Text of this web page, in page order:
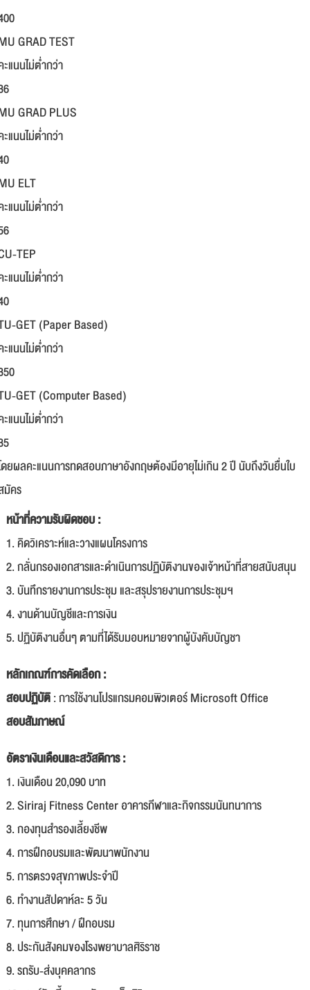
GRAD TEST
แนนไม่ต่ำกว่า
GRAD PLUS
แนนไม่ต่ำกว่า
ELT
แนนไม่ต่ำกว่า
TEP
แนนไม่ต่ำกว่า
GET (Paper Based)
แนนไม่ต่ำกว่า
GET (Computer Based)
แนนไม่ต่ำกว่า
ดยผลคะแนนการทดสอบภาษาอังกฤษต้องมีอายุไม่เกิน 2 ปี นับถึงวันยื่นใบ
มัคร
หน้าที่ความรับผิดชอบ :
1. คิดวิเคราะห์และวางแผนโครงการ
2. กลั่นกรองเอกสารและดำเนินการปฏิบัติงานของเจ้าหน้าที่สายสนับสนุน
3. บันทึกรายงานการประชุม และสรุปรายงานการประชุมฯ
4. งานด้านบัญชีและการเงิน
5. ปฏิบัติงานอื่นๆ ตามที่ได้รับมอบหมายจากผู้บังคับบัญชา
หลักเกณฑ์การคัดเลือก :
สอบปฏิบัติ: การใช้งานโปรแกรมคอมพิวเตอร์ Microsoft Office
สอบสัมภาษณ์
อัตราเงินเดือนและสวัสดิการ :
1. เงินเดือน 20,090 บาท
2. Siriraj Fitness Center อาคารกีฬาและกิจกรรมนันทนาการ
3. กองทุนสำรองเลี้ยงชีพ
4. การฝึกอบรมและพัฒนาพนักงาน
5. การตรวจสุขภาพประจำปี
6. ทำงานสัปดาห์ละ 5 วัน
7. ทุนการศึกษา / ฝึกอบรม
8. ประกันสังคมของโรงพยาบาลศิริราช
9. รถรับ-ส่งบุคคลากร